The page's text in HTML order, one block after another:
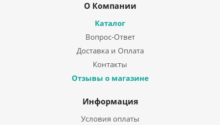
О Компании
Каталог
Вопрос-Ответ
Доставка и Оплата
Контакты
Отзывы о магазине
Информация
Условия оплаты